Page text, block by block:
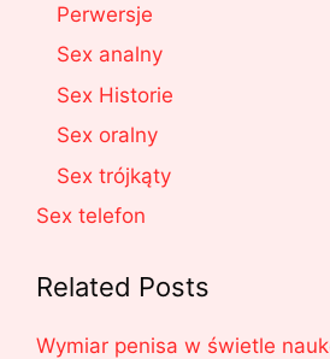
Perwersje
Sex analny
Sex Historie
Sex oralny
Sex trójkąty
Sex telefon
Related Posts
Wymiar penisa w świetle